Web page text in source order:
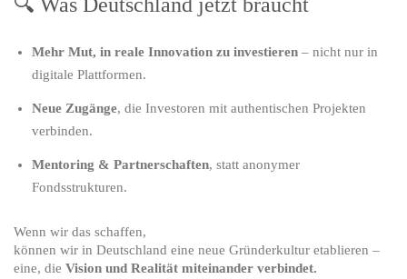
Mehr Mut, in reale Innovation zu investieren – nicht nur in
digitale Plattformen.
Neue Zugänge, die Investoren mit authentischen Projekten
verbinden.
Mentoring & Partnerschaften, statt anonymer
Fondsstrukturen.
Wenn wir das schaffen,
können wir in Deutschland eine neue Gründerkultur etablieren –
eine, die Vision und Realität miteinander verbindet.